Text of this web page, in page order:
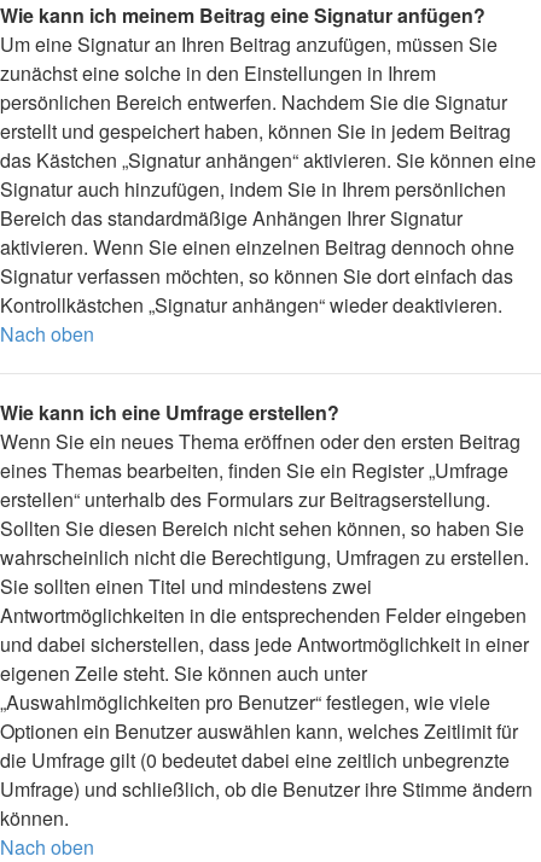
Wie kann ich meinem Beitrag eine Signatur anfügen?
Um eine Signatur an Ihren Beitrag anzufügen, müssen Sie
zunächst eine solche in den Einstellungen in Ihrem
persönlichen Bereich entwerfen. Nachdem Sie die Signatur
erstellt und gespeichert haben, können Sie in jedem Beitrag
das Kästchen „Signatur anhängen“ aktivieren. Sie können eine
Signatur auch hinzufügen, indem Sie in Ihrem persönlichen
Bereich das standardmäßige Anhängen Ihrer Signatur
aktivieren. Wenn Sie einen einzelnen Beitrag dennoch ohne
Signatur verfassen möchten, so können Sie dort einfach das
Kontrollkästchen „Signatur anhängen“ wieder deaktivieren.
Nach oben
Wie kann ich eine Umfrage erstellen?
Wenn Sie ein neues Thema eröffnen oder den ersten Beitrag
eines Themas bearbeiten, finden Sie ein Register „Umfrage
erstellen“ unterhalb des Formulars zur Beitragserstellung.
Sollten Sie diesen Bereich nicht sehen können, so haben Sie
wahrscheinlich nicht die Berechtigung, Umfragen zu erstellen.
Sie sollten einen Titel und mindestens zwei
Antwortmöglichkeiten in die entsprechenden Felder eingeben
und dabei sicherstellen, dass jede Antwortmöglichkeit in einer
eigenen Zeile steht. Sie können auch unter
„Auswahlmöglichkeiten pro Benutzer“ festlegen, wie viele
Optionen ein Benutzer auswählen kann, welches Zeitlimit für
die Umfrage gilt (0 bedeutet dabei eine zeitlich unbegrenzte
Umfrage) und schließlich, ob die Benutzer ihre Stimme ändern
können.
Nach oben